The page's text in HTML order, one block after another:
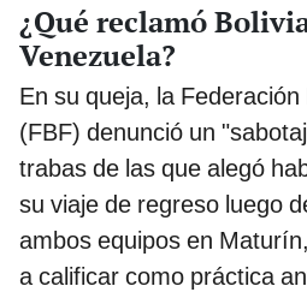
¿Qué reclamó
Venezuela?
En su queja, la
(FBF) denunció un
trabas de las que alegó
su viaje de regreso luego
ambos equipos en
a calificar como práctica